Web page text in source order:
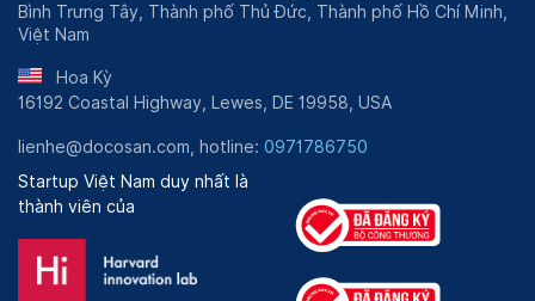
Bình Trưng Tây, Thành phố Thủ Đức, Thành phố Hồ Chí Minh,
Việt Nam
Hoa Kỳ
16192 Coastal Highway, Lewes, DE 19958, USA
lienhe@docosan.com, hotline: 0971786750
Startup Việt Nam duy nhất là
thành viên của